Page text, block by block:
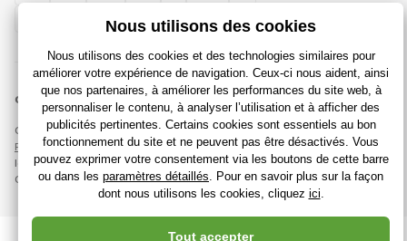
© 2018 - 2026 Rajdujouet.fr, Tous droits réservés
Cette page est protégée par reCAPTCHA et s'appliquent
Règles de protection des données personnellessociétés Google et
leurConditions contractuelles.
Création de boutiques en ligne performantes à partir de RIESENIA